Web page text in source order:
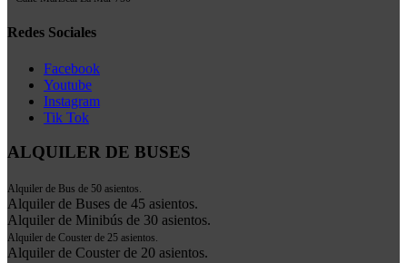
Redes Sociales
Facebook
Youtube
Instagram
Tik Tok
ALQUILER DE BUSES
Alquiler de Bus de 50 asientos.
Alquiler de Buses de 45 asientos.
Alquiler de Minibús de 30 asientos.
Alquiler de Couster de 25 asientos.
Alquiler de Couster de 20 asientos.